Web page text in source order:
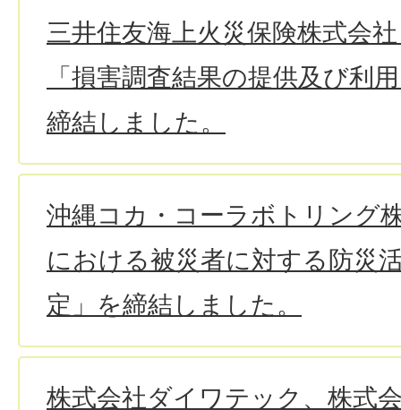
三井住友海上火災保険株式会
「損害調査結果の提供及び利
締結しました。
沖縄コカ・コーラボトリング
における被災者に対する防災
定」を締結しました。
株式会社ダイワテック、株式